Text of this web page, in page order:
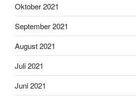
Oktober 2021
September 2021
August 2021
Juli 2021
Juni 2021